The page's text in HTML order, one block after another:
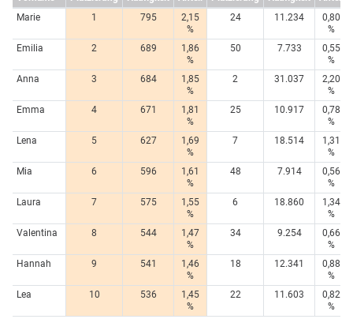
Marie
1 795
2,15
%
24 11.234
0,80
%
Emilia
2 689
1,86
%
50 7.733
0,55
%
Anna
3 684
1,85
%
2 31.037
2,20
%
Emma
4 671
1,81
%
25 10.917
0,78
%
Lena
5 627
1,69
%
7 18.514
1,31
%
Mia
6 596
1,61
%
48 7.914
0,56
%
Laura
7 575
1,55
%
6 18.860
1,34
%
Valentina
8 544
1,47
%
34 9.254
0,66
%
Hannah
9 541
1,46
%
18 12.341
0,88
%
Lea
10 536
1,45
%
22 11.603
0,82
%